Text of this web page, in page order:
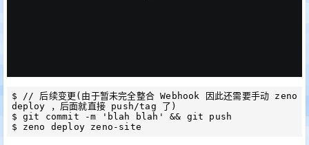
$ // 后续变更(由于暂未完全整合 Webhook 因此还需要手动 zeno
deploy ，后面就直接 push/tag 了)
$ git commit -m 'blah blah' && git push